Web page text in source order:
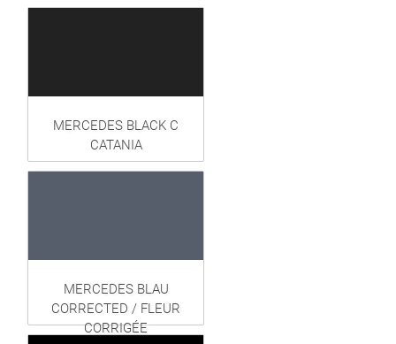
MERCEDES BLACK C
CATANIA
MERCEDES BLAU
CORRECTED / FLEUR
CORRIGÉE